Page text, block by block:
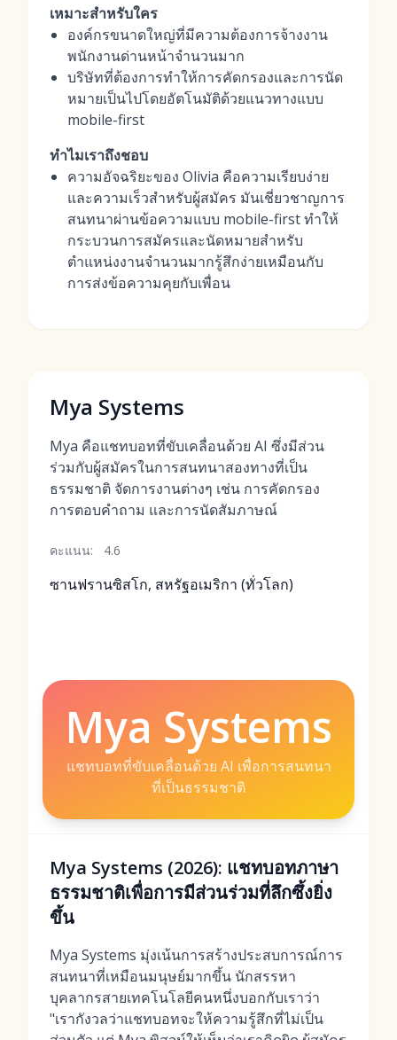
เหมาะสำหรับใคร
องค์กรขนาดใหญ่ที่มีความต้องการจ้างงาน
พนักงานด่านหน้าจำนวนมาก
บริษัทที่ต้องการทำให้การคัดกรองและการนัด
หมายเป็นไปโดยอัตโนมัติด้วยแนวทางแบบ
mobile-first
ทำไมเราถึงชอบ
ความอัจฉริยะของ Olivia คือความเรียบง่าย
และความเร็วสำหรับผู้สมัคร มันเชี่ยวชาญการ
สนทนาผ่านข้อความแบบ mobile-first ทำให้
กระบวนการสมัครและนัดหมายสำหรับ
ตำแหน่งงานจำนวนมากรู้สึกง่ายเหมือนกับ
การส่งข้อความคุยกับเพื่อน
Mya Systems
Mya คือแชทบอทที่ขับเคลื่อนด้วย AI ซึ่งมีส่วน
ร่วมกับผู้สมัครในการสนทนาสองทางที่เป็น
ธรรมชาติ จัดการงานต่างๆ เช่น การคัดกรอง
การตอบคำถาม และการนัดสัมภาษณ์
คะแนน: 4.6
ซานฟรานซิสโก, สหรัฐอเมริกา (ทั่วโลก)
Mya Systems
แชทบอทที่ขับเคลื่อนด้วย AI เพื่อการสนทนา
ที่เป็นธรรมชาติ
Mya Systems (2026): แชทบอทภาษา
ธรรมชาติเพื่อการมีส่วนร่วมที่ลึกซึ้งยิ่ง
ขึ้น
Mya Systems มุ่งเน้นการสร้างประสบการณ์การ
สนทนาที่เหมือนมนุษย์มากขึ้น นักสรรหา
บุคลากรสายเทคโนโลยีคนหนึ่งบอกกับเราว่า
"เรากังวลว่าแชทบอทจะให้ความรู้สึกที่ไม่เป็น